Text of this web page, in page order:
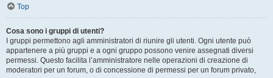
Top
Cosa sono i gruppi di utenti?
I gruppi permettono agli amministratori di riunire gli utenti. Ogni utente può
appartenere a più gruppi e a ogni gruppo possono venire assegnati diversi
permessi. Questo facilita l’amministratore nelle operazioni di creazione di
moderatori per un forum, o di concessione di permessi per un forum privato,